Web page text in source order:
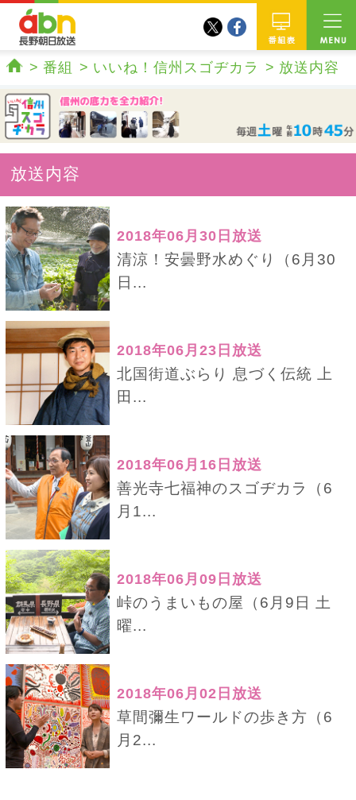
番組
twitterfacebook
番組 いいね！信州スゴヂカラ 放送内容
放送内容
2018年06月30日放送
清涼！安曇野水めぐり（6月30
日...
2018年06月23日放送
北国街道ぶらり 息づく伝統 上
田...
2018年06月16日放送
善光寺七福神のスゴヂカラ（6
月1...
2018年06月09日放送
峠のうまいもの屋（6月9日 土
曜...
2018年06月02日放送
草間彌生ワールドの歩き方（6
月2...